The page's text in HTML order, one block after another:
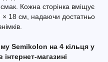
Кожна сторінка вміщує
× 18 см, надаючи достатньо
Semikolon на 4 кільця у
магазині